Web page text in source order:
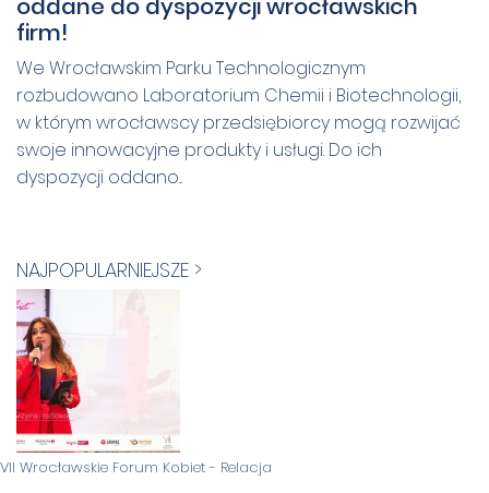
oddane do dyspozycji wrocławskich
firm!
We Wrocławskim Parku Technologicznym
rozbudowano Laboratorium Chemii i Biotechnologii,
w którym wrocławscy przedsiębiorcy mogą rozwijać
swoje innowacyjne produkty i usługi. Do ich
dyspozycji oddano...
NAJPOPULARNIEJSZE >
VII Wrocławskie Forum Kobiet - Relacja